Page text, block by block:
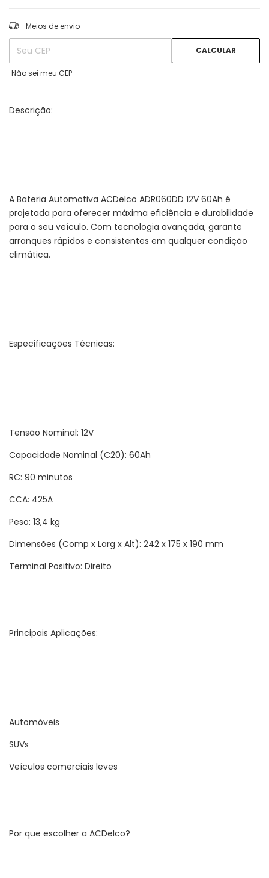
Entregas para o CEP:
Meios de envio
CALCULAR
Não sei meu CEP
Descrição:
A Bateria Automotiva ACDelco ADR060DD 12V 60Ah é
projetada para oferecer máxima eficiência e durabilidade
para o seu veículo. Com tecnologia avançada, garante
arranques rápidos e consistentes em qualquer condição
climática.
Especificações Técnicas:
Tensão Nominal: 12V
Capacidade Nominal (C20): 60Ah
RC: 90 minutos
CCA: 425A
Peso: 13,4 kg
Dimensões (Comp x Larg x Alt): 242 x 175 x 190 mm
Terminal Positivo: Direito
Principais Aplicações:
Automóveis
SUVs
Veículos comerciais leves
Por que escolher a ACDelco?